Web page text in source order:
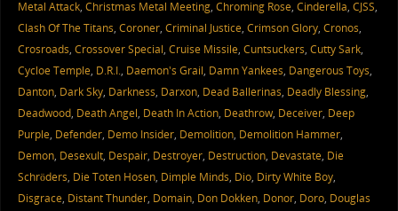
Metal Attack, Christmas Metal Meeting, Chroming Rose, Cinderella, CJSS,
Clash Of The Titans, Coroner, Criminal Justice, Crimson Glory, Cronos,
Crosroads, Crossover Special, Cruise Missile, Cuntsuckers, Cutty Sark,
Cycloe Temple, D.R.I., Daemon's Grail, Damn Yankees, Dangerous Toys,
Danton, Dark Sky, Darkness, Darxon, Dead Ballerinas, Deadly Blessing,
Deadwood, Death Angel, Death In Action, Deathrow, Deceiver, Deep
Purple, Defender, Demo Insider, Demolition, Demolition Hammer,
Demon, Desexult, Despair, Destroyer, Destruction, Devastate, Die
Schröders, Die Toten Hosen, Dimple Minds, Dio, Dirty White Boy,
Disgrace, Distant Thunder, Domain, Don Dokken, Donor, Doro, Douglas